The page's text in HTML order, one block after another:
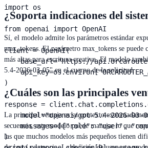
¿Soporta indicaciones del
Sí, el modelo admite los parámetros estándar
max_tokens. El parámetro max_tokens se
más altas para escritura creativa. El modelo
5.4-2026-03-05" en el cuerpo de la solicitud.
¿Cuáles son las principales
La principal ventaja es su contexto
secuencia, este modelo puede manejar lo que
las que muchos modelos más pequeños tienen
import os
from openai import OpenAI
client = OpenAI(
base_url="https://
)
response =
model="openai/gpt-5.4-2026-03-
messages=[{"role": "user",
)